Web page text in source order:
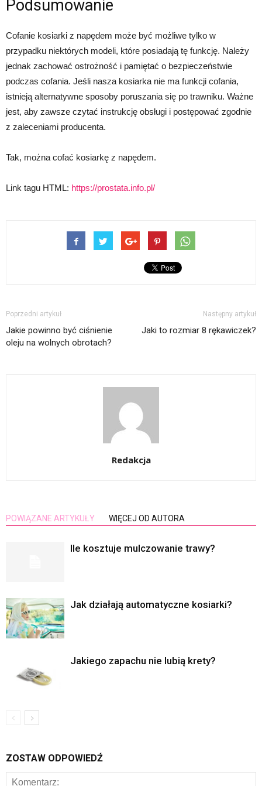
Podsumowanie
Cofanie kosiarki z napędem może być możliwe tylko w
przypadku niektórych modeli, które posiadają tę funkcję. Należy
jednak zachować ostrożność i pamiętać o bezpieczeństwie
podczas cofania. Jeśli nasza kosiarka nie ma funkcji cofania,
istnieją alternatywne sposoby poruszania się po trawniku. Ważne
jest, aby zawsze czytać instrukcję obsługi i postępować zgodnie
z zaleceniami producenta.
Tak, można cofać kosiarkę z napędem.
Link tagu HTML: https://prostata.info.pl/
Poprzedni artykuł
Jakie powinno być ciśnienie
oleju na wolnych obrotach?
Następny artykuł
Jaki to rozmiar 8 rękawiczek?
Redakcja
POWIĄZANE ARTYKUŁY WIĘCEJ OD AUTORA
Ile kosztuje mulczowanie trawy?
Jak działają automatyczne kosiarki?
Jakiego zapachu nie lubią krety?
ZOSTAW ODPOWIEDŹ